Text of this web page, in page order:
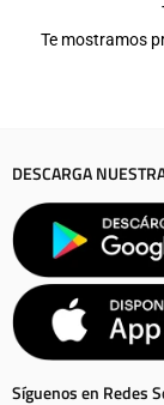
Te mostramos
DESCARGA
Síguenos en Redes